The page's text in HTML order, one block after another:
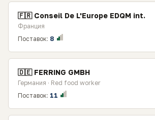
🇫🇷 Conseil De L'Europe EDQM int.
Франция
Поставок: 8
🇩🇪 FERRING GMBH
Германия · Red food worker
Поставок: 11